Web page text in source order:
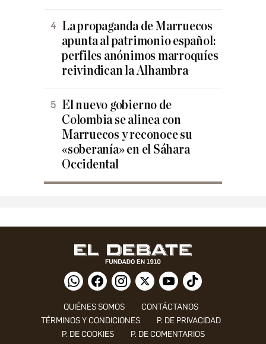
La propaganda de Marruecos
apunta al patrimonio español:
perfiles anónimos marroquíes
reivindican la Alhambra
El nuevo gobierno de
Colombia se alinea con
Marruecos y reconoce su
«soberanía» en el Sáhara
Occidental
QUIÉNES SOMOS
CONTÁCTANOS
TÉRMINOS Y CONDICIONES
P. DE PRIVACIDAD
P. DE COOKIES
P. DE COMENTARIOS